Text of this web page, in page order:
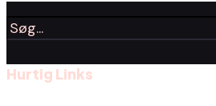
Hurtig Links